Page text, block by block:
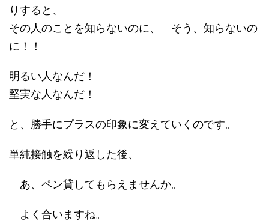
りすると、
その人のことを知らないのに、 そう、知らないの
に！！
明るい人なんだ！
堅実な人なんだ！
と、勝手にプラスの印象に変えていくのです。
単純接触を繰り返した後、
あ、ペン貸してもらえませんか。
よく合いますね。